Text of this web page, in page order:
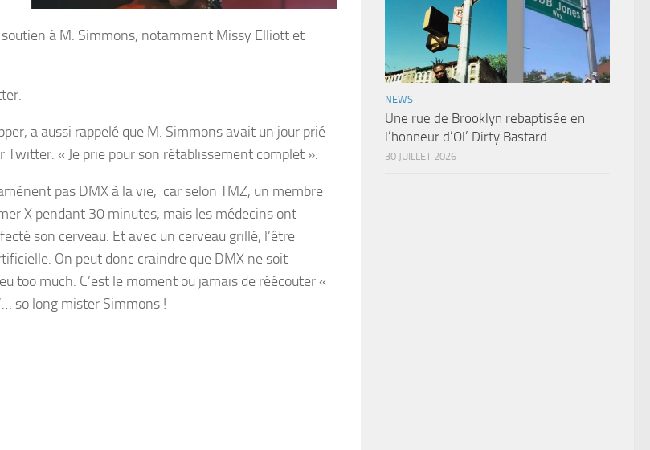
à M. Simmons, notamment Missy Elliott et
a aussi rappelé que M. Simmons avait un jour prié
« Je prie pour son rétablissement complet ».
pas DMX à la vie, car selon TMZ, un membre
X pendant 30 minutes, mais les médecins ont
son cerveau. Et avec un cerveau grillé, l’être
On peut donc craindre que DMX ne soit
too much. C’est le moment ou jamais de réécouter «
so long mister Simmons !
NEWS
Une rue de Brooklyn rebaptisée en
l’honneur d’Ol’ Dirty Bastard
30 JUILLET 2026